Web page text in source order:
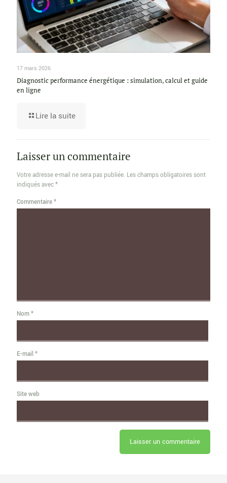
17 mars 2026
Diagnostic performance énergétique : simulation, calcul et guide
en ligne
Lire la suite
Laisser un commentaire
Votre adresse e-mail ne sera pas publiée. Les champs obligatoires sont
indiqués avec*
Commentaire*
Nom*
E-mail *
Site web